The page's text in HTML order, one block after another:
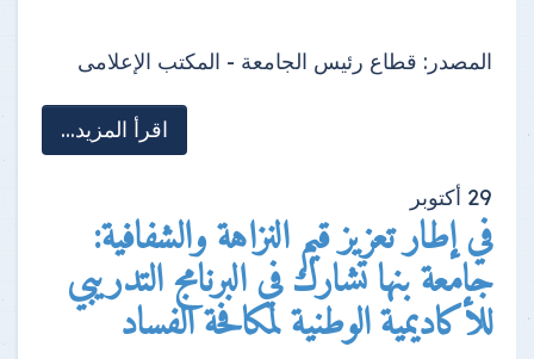
المصدر: قطاع رئيس الجامعة - المكتب الإعلامى
اقرأ المزيد...
29 أكتوبر
في إطار تعزيز قيم النزاهة والشفافية:
جامعة بنها تشارك في البرنامج التدريبي
للأكاديمية الوطنية لمكافحة الفساد